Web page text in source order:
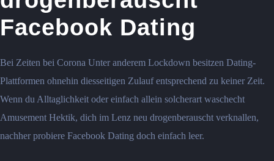
Facebook Dating
Bei Zeiten bei Corona Unter anderem Lockdown besitzen Dating-
Plattformen ohnehin diesseitigen Zulauf entsprechend zu keiner Zeit.
Wenn du Alltaglichkeit oder einfach allein solcherart waschecht
Amusement Hektik, dich im Lenz neu drogenberauscht verknallen,
nachher probiere Facebook Dating doch einfach leer.